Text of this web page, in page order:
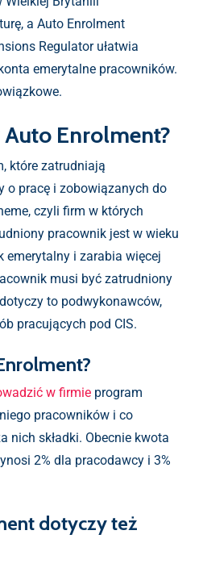
a Auto Enrolment
Regulator ułatwia
emerytalne pracowników.
Enrolment?
które zatrudniają
o pracę i zobowiązanych do
czyli firm w których
pracownik jest w wieku
emerytalny i zarabia więcej
musi być zatrudniony
to podwykonawców,
pracujących pod CIS.
w firmie program
pracowników i co
nich składki. Obecnie kwota
2% dla pracodawcy i 3%
dotyczy też